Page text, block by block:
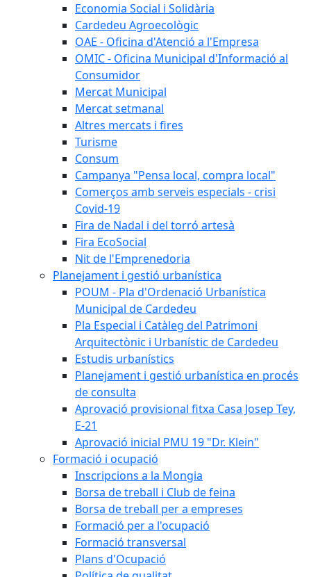
Economia Social i Solidària
Cardedeu Agroecològic
OAE - Oficina d'Atenció a l'Empresa
OMIC - Oficina Municipal d'Informació al
Consumidor
Mercat Municipal
Mercat setmanal
Altres mercats i fires
Turisme
Consum
Campanya "Pensa local, compra local"
Comerços amb serveis especials - crisi
Covid-19
Fira de Nadal i del torró artesà
Fira EcoSocial
Nit de l'Emprenedoria
Planejament i gestió urbanística
POUM - Pla d'Ordenació Urbanística
Municipal de Cardedeu
Pla Especial i Catàleg del Patrimoni
Arquitectònic i Urbanístic de Cardedeu
Estudis urbanístics
Planejament i gestió urbanística en procés
de consulta
Aprovació provisional fitxa Casa Josep Tey,
E-21
Aprovació inicial PMU 19 "Dr. Klein"
Formació i ocupació
Inscripcions a la Mongia
Borsa de treball i Club de feina
Borsa de treball per a empreses
Formació per a l'ocupació
Formació transversal
Plans d'Ocupació